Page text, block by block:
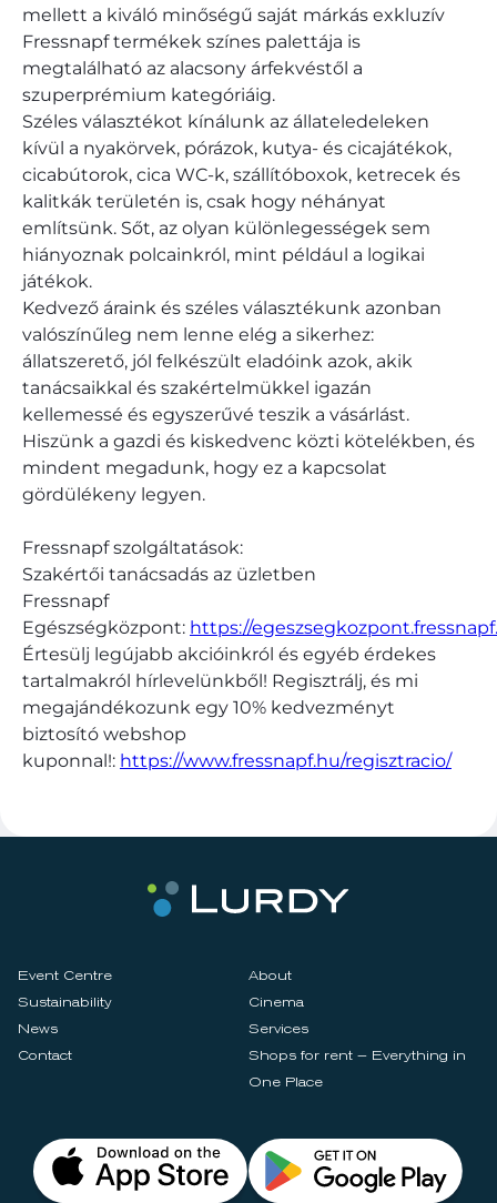
mellett a kiváló minőségű saját márkás exkluzív
Fressnapf termékek színes palettája is
megtalálható az alacsony árfekvéstől a
szuperprémium kategóriáig.
Széles választékot kínálunk az állateledeleken
kívül a nyakörvek, pórázok, kutya- és cicajátékok,
cicabútorok, cica WC-k, szállítóboxok, ketrecek és
kalitkák területén is, csak hogy néhányat
említsünk. Sőt, az olyan különlegességek sem
hiányoznak polcainkról, mint például a logikai
játékok.
Kedvező áraink és széles választékunk azonban
valószínűleg nem lenne elég a sikerhez:
állatszerető, jól felkészült eladóink azok, akik
tanácsaikkal és szakértelmükkel igazán
kellemessé és egyszerűvé teszik a vásárlást.
Hiszünk a gazdi és kiskedvenc közti kötelékben, és
mindent megadunk, hogy ez a kapcsolat
gördülékeny legyen.
Fressnapf szolgáltatások:
Szakértői tanácsadás az üzletben
Fressnapf
Egészségközpont: https://
Értesülj legújabb akcióinkról és egyéb érdekes
tartalmakról hírlevelünkből! Regisztrálj, és mi
megajándékozunk egy 10% kedvezményt
biztosító webshop
kuponnal!: https://www.fressnapf.hu/regisztracio/
Event Centre
About
Sustainability
Cinema
News
Services
Contact
Shops for rent – Everything in
One Place